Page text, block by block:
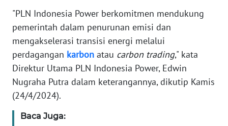
"PLN Indonesia Power berkomitmen mendukung
pemerintah dalam penurunan emisi dan
mengakselerasi transisi energi melalui
perdagangan karbon atau carbon trading," kata
Direktur Utama PLN Indonesia Power, Edwin
Nugraha Putra dalam keterangannya, dikutip Kamis
(24/4/2024).
Baca Juga:
DISCLAIMER
Wahana
News
Regional
WN
SUMUT